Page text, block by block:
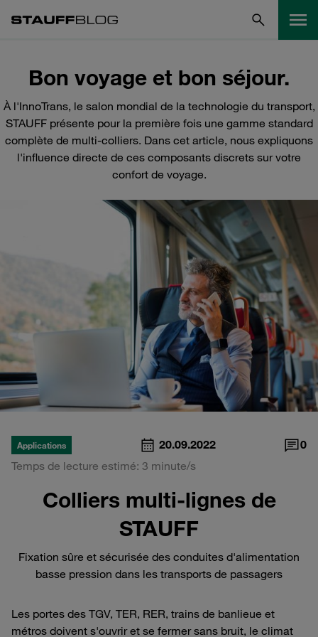
Bon voyage et bon séjour.
À l'InnoTrans, le salon mondial de la technologie du transport,
STAUFF présente pour la première fois une gamme standard
complète de multi-colliers. Dans cet article, nous expliquons
l'influence directe de ces composants discrets sur votre
confort de voyage.
Applications 20.09.2022
0
Temps de lecture estimé: 3 minute/s
Colliers multi-lignes de
STAUFF
Fixation sûre et sécurisée des conduites d'alimentation
basse pression dans les transports de passagers
Les portes des TGV, TER, RER, trains de banlieue et
métros doivent s'ouvrir et se fermer sans bruit, le climat